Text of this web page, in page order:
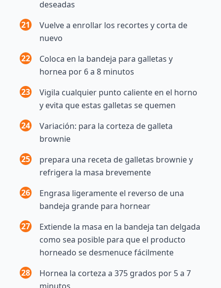
deseadas
21
Vuelve a enrollar los recortes y corta de
nuevo
22
Coloca en la bandeja para galletas y
hornea por 6 a 8 minutos
23
Vigila cualquier punto caliente en el horno
y evita que estas galletas se quemen
24
Variación: para la corteza de galleta
brownie
25
prepara una receta de galletas brownie y
refrigera la masa brevemente
26
Engrasa ligeramente el reverso de una
bandeja grande para hornear
27
Extiende la masa en la bandeja tan delgada
como sea posible para que el producto
horneado se desmenuce fácilmente
28
Hornea la corteza a 375 grados por 5 a 7